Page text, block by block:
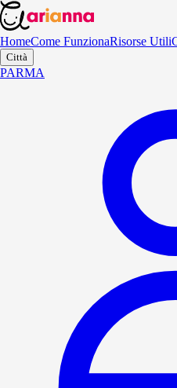
HomeCome FunzionaRisorse Utili
Città
PARMA